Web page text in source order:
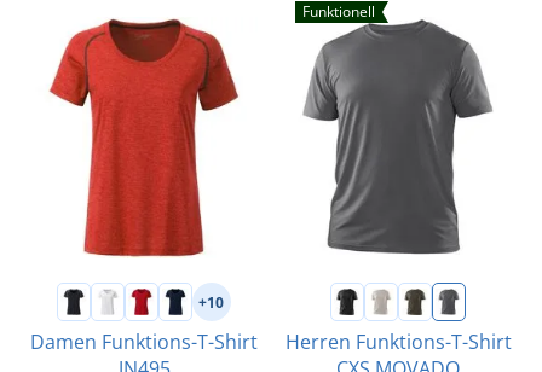
+10
Damen Funktions-T-Shirt
Funktionell
Herren Funktions-T-Shirt